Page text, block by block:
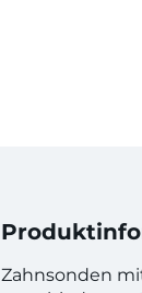
Zahnsonden